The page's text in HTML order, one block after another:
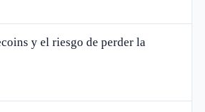
y el riesgo de perder la